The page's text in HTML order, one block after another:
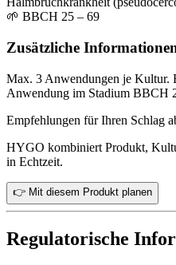
🌱 BBCH 25 – 69
Zusätzliche
Max. 3 Anwendungen je Kultur.
Anwendung im Stadium BBCH
Empfehlungen für Ihren Schlag
HYGO kombiniert Produkt,
in Echtzeit.
👉 Mit diesem Produkt planen
Regulatorische